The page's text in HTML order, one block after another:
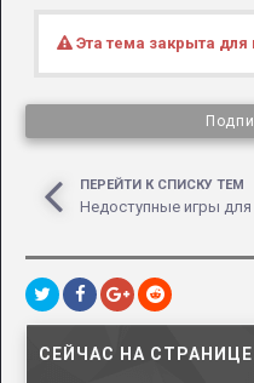
Эта тема закрыта
ПЕРЕЙТИ К СПИСКУ ТЕМ
Недоступные игры для
СЕЙЧАС НА